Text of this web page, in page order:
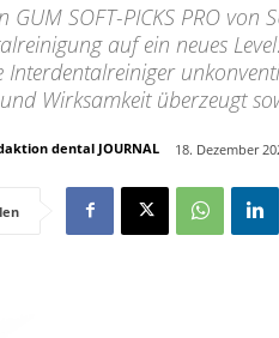
GUM SOFT-PICKS PRO
auf ein neues
Interdentalreiniger
Wirksamkeit überzeugt
dental JOURNAL 18. Dezember